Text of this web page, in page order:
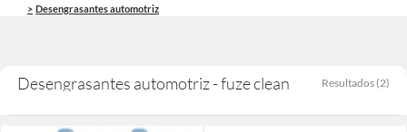
Desengrasantes automotriz
Desengrasantes automotriz - fuze clean Resultados (2)